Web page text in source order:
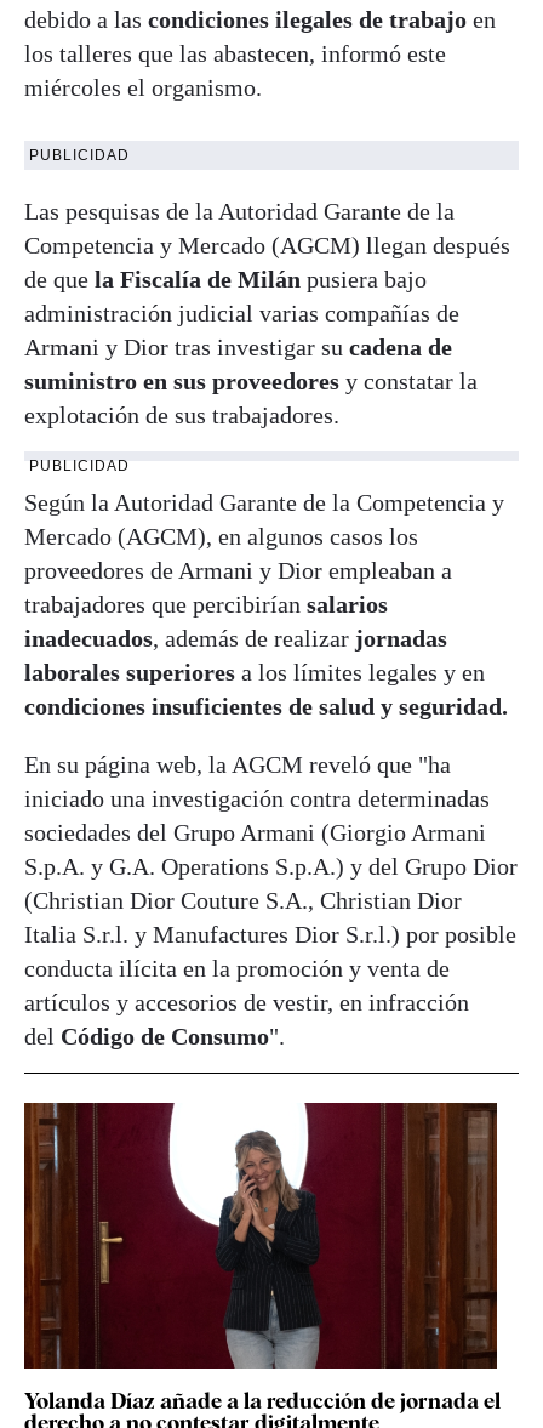
debido a las condiciones ilegales de trabajo en
los talleres que las abastecen, informó este
miércoles el organismo.
PUBLICIDAD
Las pesquisas de la Autoridad Garante de la
Competencia y Mercado (AGCM) llegan después
de que la Fiscalía de Milán pusiera bajo
administración judicial varias compañías de
Armani y Dior tras investigar su cadena de
suministro en sus proveedores y constatar la
explotación de sus trabajadores.
PUBLICIDAD
Según la Autoridad Garante de la Competencia y
Mercado (AGCM), en algunos casos los
proveedores de Armani y Dior empleaban a
trabajadores que percibirían salarios
inadecuados, además de realizar jornadas
laborales superiores a los límites legales y en
condiciones insuficientes de salud y seguridad.
En su página web, la AGCM reveló que "ha
iniciado una investigación contra determinadas
sociedades del Grupo Armani (Giorgio Armani
S.p.A. y G.A. Operations S.p.A.) y del Grupo Dior
(Christian Dior Couture S.A., Christian Dior
Italia S.r.l. y Manufactures Dior S.r.l.) por posible
conducta ilícita en la promoción y venta de
artículos y accesorios de vestir, en infracción
del Código de Consumo".
Yolanda Díaz añade a la reducción de jornada el
derecho a no contestar digitalmente